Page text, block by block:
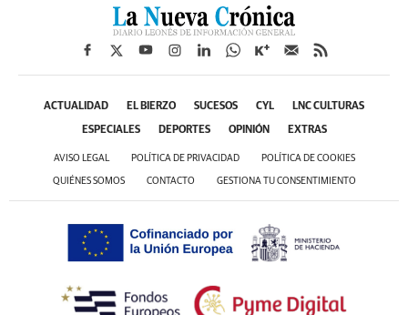
ACTUALIDAD EL BIERZO SUCESOS CYL LNC CULTURAS
ESPECIALES DEPORTES OPINIÓN EXTRAS
AVISO LEGAL POLÍTICA DE PRIVACIDAD POLÍTICA DE COOKIES
QUIÉNES SOMOS CONTACTO GESTIONA TU CONSENTIMIENTO